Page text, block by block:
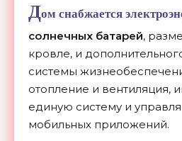
Дом снабжается
солнечных батарей,
кровле, и
системы
отопление и вентиляция,
единую систему и
мобильных приложений.